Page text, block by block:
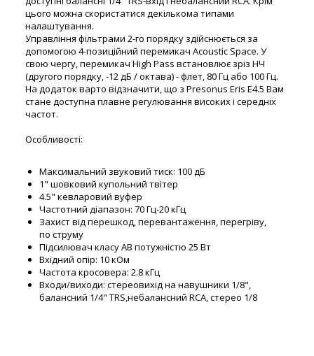
цього можна скористатися декількома типами
налаштування.
Управління фільтрами 2-го порядку здійснюється за
допомогою 4-позиційний перемикач Acoustic Space. У
свою чергу, перемикач High Pass встановлює зріз НЧ
(другого порядку, -12 дБ / октава) - флет, 80 Гц або 100 Гц.
На додаток варто відзначити, що з Presonus Eris E4.5 Вам
стане доступна плавне регулювання високих і середніх
частот.
Особливості:
Максимальний звуковий тиск: 100 дБ
1" шовковий купольний твітер
4.5" кевларовий вуфер
Частотний діапазон: 70 Гц-20 кГц
Захист від перешкод, перевантаження, перегріву,
по струму
Підсилювач класу AB потужністю 25 Вт
Вхідний опір: 10 кОм
Частота кросовера: 2.8 кГц
Входи/виходи: стереовихід на навушники 1/8",
балансний 1/4" TRS,небалансний RCA, стерео 1/8